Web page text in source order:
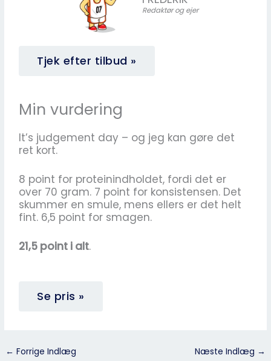
Redaktør og ejer
Tjek efter tilbud »
Min vurdering
It’s judgement day – og jeg kan gøre det
ret kort.
8 point for proteinindholdet, fordi det er
over 70 gram. 7 point for konsistensen. Det
skummer en smule, mens ellers er det helt
fint. 6,5 point for smagen.
21,5 point i alt.
Se pris »
← Forrige Indlæg Næste Indlæg →